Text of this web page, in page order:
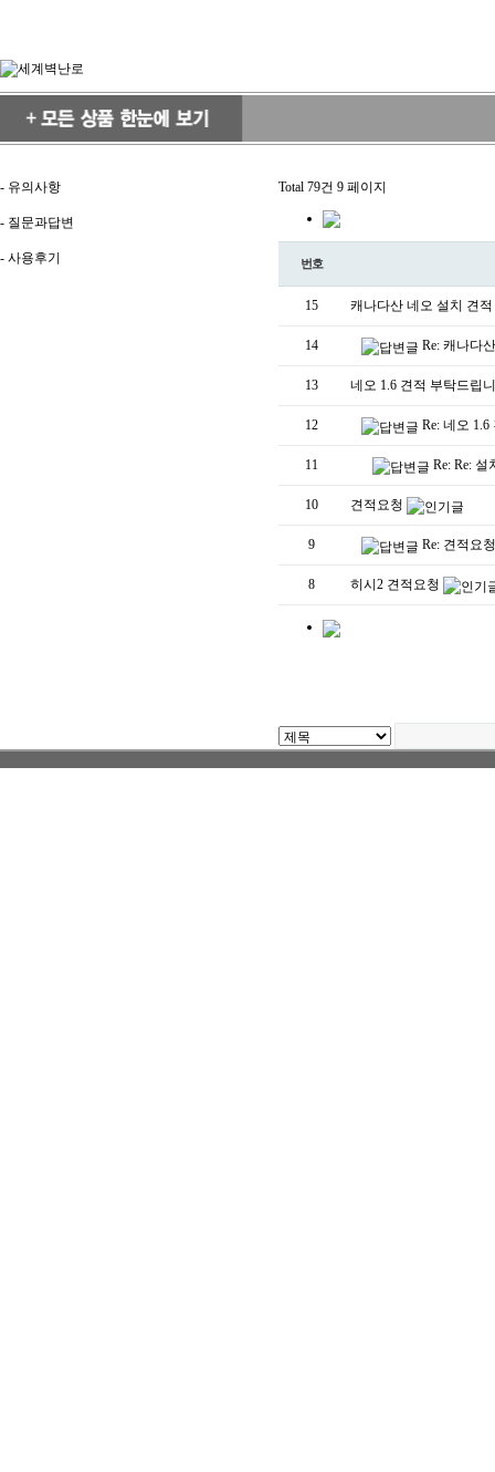
- 유의사항
- 질문과답변
- 사용후기
Total 79건 9 페이지
번호
15 캐나다산 네오 설치 견
14 Re: 캐나다
13 네오 1.6 견적 부탁드립
12 Re: 네오
11 Re: Re:
10 견적요청
9 Re: 견적요
8 히시2 견적요청